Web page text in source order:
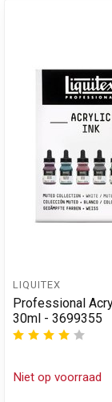
LIQUITEX
Professional
30ml - 3699355
Niet op voorraad